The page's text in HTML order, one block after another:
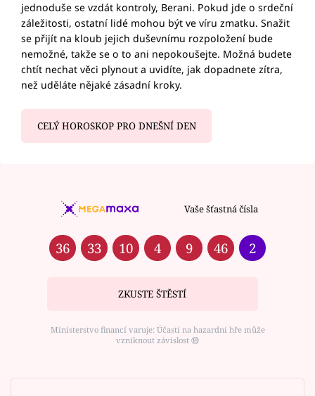
jednoduše se vzdát kontroly, Berani. Pokud jde o srdeční
záležitosti, ostatní lidé mohou být ve víru zmatku. Snažit
se přijít na kloub jejich duševnímu rozpoložení bude
nemožné, takže se o to ani nepokoušejte. Možná budete
chtít nechat věci plynout a uvidíte, jak dopadnete zítra,
než uděláte nějaké zásadní kroky.
CELÝ HOROSKOP PRO DNEŠNÍ DEN
Vaše šťastná čísla
36 33 10 4 9 46 2
ZKUSTE ŠTĚSTÍ
Ministerstvo financí varuje: Účastí na hazardní hře může
vzniknout závislost ⑱